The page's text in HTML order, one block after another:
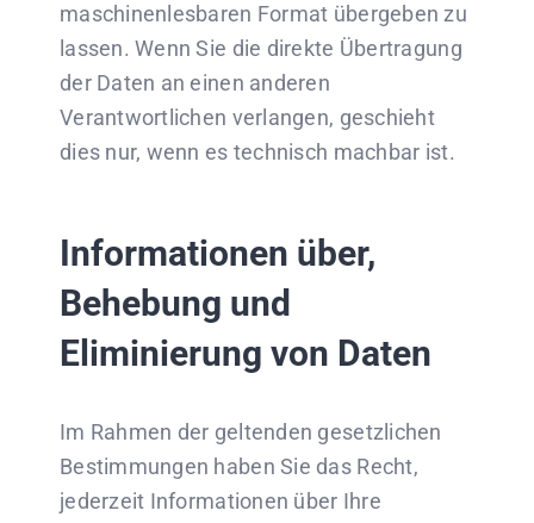
maschinenlesbaren Format übergeben zu
lassen. Wenn Sie die direkte Übertragung
der Daten an einen anderen
Verantwortlichen verlangen, geschieht
dies nur, wenn es technisch machbar ist.
Informationen über,
Behebung und
Eliminierung von Daten
Im Rahmen der geltenden gesetzlichen
Bestimmungen haben Sie das Recht,
jederzeit Informationen über Ihre